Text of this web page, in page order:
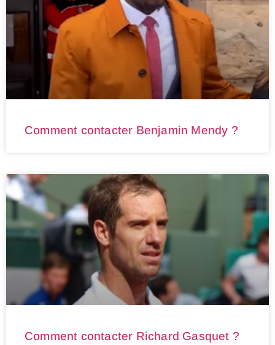
Comment contacter Benjamin Mendy ?
Comment contacter Richard Gasquet ?